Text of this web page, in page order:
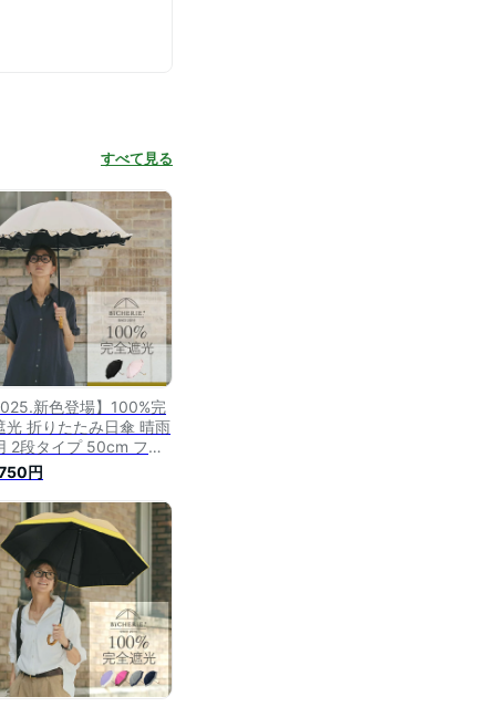
すべて見る
新色登場】100%完
光 折りたたみ日傘 晴雨
2段タイプ 50cm フリ
ディース晴雨兼用傘 雨
用 UVカット 遮熱 涼感
い 裏地 内側 黒 紫外線
ト 紫外線対策 遮光100
遮光 お洒落 ブランド
ェリ
円